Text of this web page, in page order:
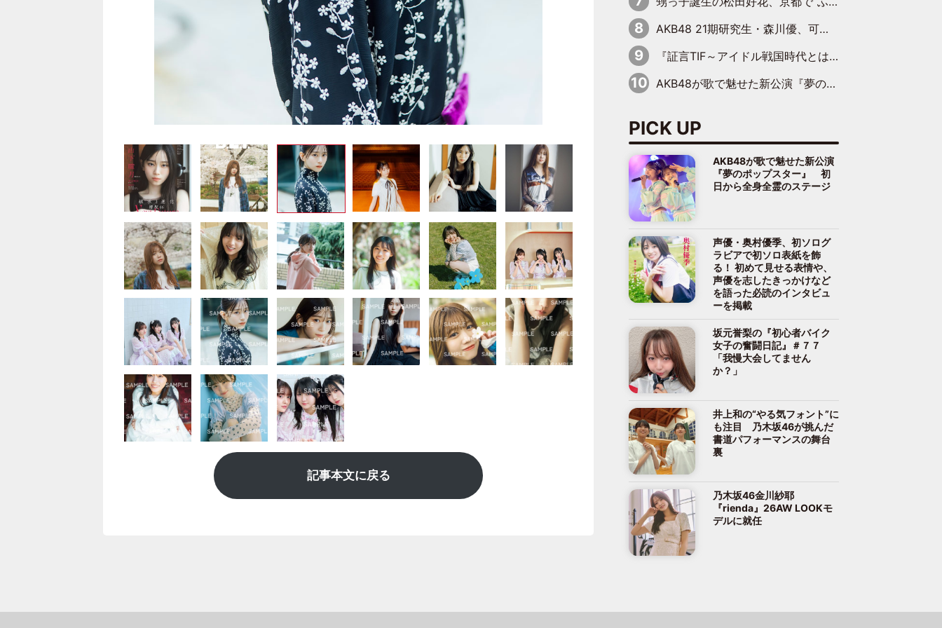
記事本文に戻る
AKB48 21期研究生・森川優、可愛さもある大人の女性に
『証言TIF～アイドル戦国時代とはなんだったのか～』第10回：さくら学院・武藤彩未×飯田らうら「正直、中3で辞めるというのを信じてなくて。そう言われてはいたけど、嘘でしょって」
AKB48が歌で魅せた新公演『夢のポップスター』 初日から全身全霊のステージ
PICK UP
AKB48が歌で魅せた新公演
『夢のポップスター』 初
日から全身全霊のステージ
声優・奥村優季、初ソログ
ラビアで初ソロ表紙を飾
る！ 初めて見せる表情や、
声優を志したきっかけなど
を語った必読のインタビュ
ーを掲載
坂元誉梨の『初心者バイク
女子の奮闘日記』＃７７
「我慢大会してません
か？」
井上和の“やる気フォント”に
も注目 乃木坂46が挑んだ
書道パフォーマンスの舞台
裏
乃木坂46金川紗耶
『rienda』26AW LOOKモ
デルに就任